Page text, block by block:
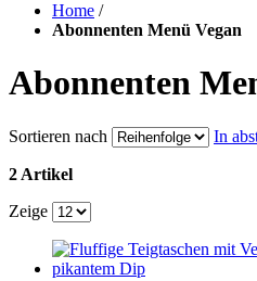
Home /
Abonnenten Menü Vegan
Abonnenten
Sortieren nach In
2 Artikel
Zeige